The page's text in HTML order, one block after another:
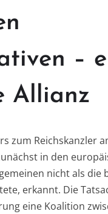
–
Allianz
zum Reichskanzler
in den
nicht als die
erkannt. Die
eine Koalition